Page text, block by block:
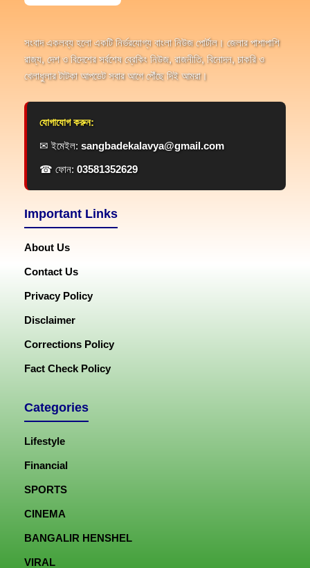
সংবাদ একলব্য হলো একটি নির্ভরযোগ্য বাংলা নিউজ পোর্টাল। জেলার পাশাপাশি
রাজ্য, দেশ ও বিদেশের সর্বশেষ ব্রেকিং নিউজ, রাজনীতি, বিনোদন, চাকরি ও
খেলাধুলার টাটকা আপডেট সবার আগে পৌঁছে দিই আমরা।
যোগাযোগ করুন:
✉ ইমেইল: sangbadekalavya@gmail.com
☎ ফোন: 03581352629
Important Links
About Us
Contact Us
Privacy Policy
Disclaimer
Corrections Policy
Fact Check Policy
Categories
Lifestyle
Financial
SPORTS
CINEMA
BANGALIR HENSHEL
VIRAL